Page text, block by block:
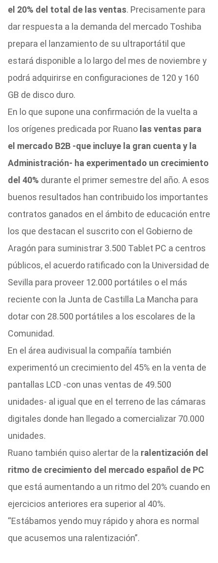
el 20% del total de las ventas. Precisamente para
dar respuesta a la demanda del mercado Toshiba
prepara el lanzamiento de su ultraportátil que
estará disponible a lo largo del mes de noviembre y
podrá adquirirse en configuraciones de 120 y 160
GB de disco duro.
En lo que supone una confirmación de la vuelta a
los orígenes predicada por Ruano las ventas para
el mercado B2B -que incluye la gran cuenta y la
Administración- ha experimentado un crecimiento
del 40% durante el primer semestre del año. A esos
buenos resultados han contribuido los importantes
contratos ganados en el ámbito de educación entre
los que destacan el suscrito con el Gobierno de
Aragón para suministrar 3.500 Tablet PC a centros
públicos, el acuerdo ratificado con la Universidad de
Sevilla para proveer 12.000 portátiles o el más
reciente con la Junta de Castilla La Mancha para
dotar con 28.500 portátiles a los escolares de la
Comunidad.
En el área audivisual la compañía también
experimentó un crecimiento del 45% en la venta de
pantallas LCD -con unas ventas de 49.500
unidades- al igual que en el terreno de las cámaras
digitales donde han llegado a comercializar 70.000
unidades.
Ruano también quiso alertar de la ralentización del
ritmo de crecimiento del mercado español de PC
que está aumentando a un ritmo del 20% cuando en
ejercicios anteriores era superior al 40%.
“Estábamos yendo muy rápido y ahora es normal
que acusemos una ralentización”.